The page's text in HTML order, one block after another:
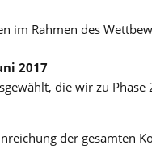
im Rahmen des
2017
die wir zu Phase
der gesamten